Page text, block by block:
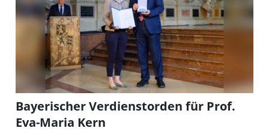
Bayerischer Verdienstorden für Prof.
Eva-Maria Kern